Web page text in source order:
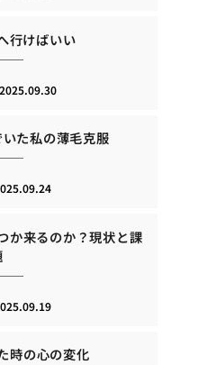
行けばいい
2025.09.30
た私の薄毛克服
か来るのか？現状と課
時の心の変化